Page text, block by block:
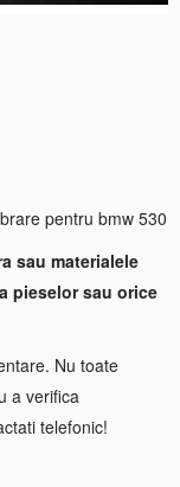
pentru bmw 530
sau materialele
pieselor sau orice
Nu toate
a verifica
telefonic!